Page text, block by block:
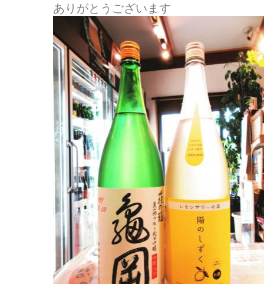
ありがとうございます